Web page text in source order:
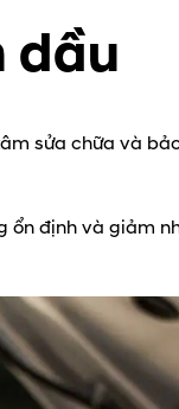
dầu
sửa chữa và
ổn định và giảm